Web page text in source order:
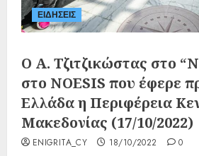
ΕΙΔΗΣΕΙΣ
Ο Α. Τζιτζικώστας στο
στο NOESIS που έφερε
Ελλάδα η Περιφέρεια
Μακεδονίας (17/10/2022)
ENIGRITA_CY 18/10/2022 0